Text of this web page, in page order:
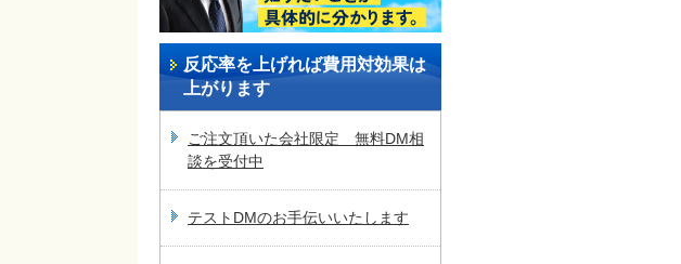
反応率を上げれば費用対効果は
上がります
ご注文頂いた会社限定 無料DM相
談を受付中
テストDMのお手伝いいたします